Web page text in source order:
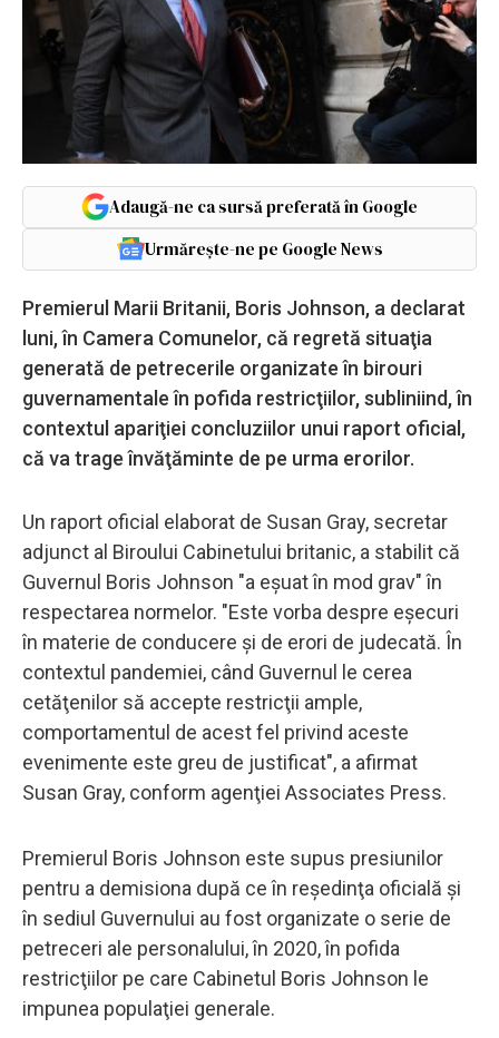
Adaugă-ne ca sursă preferată în Google
Urmărește-ne pe Google News
Premierul Marii Britanii, Boris Johnson, a declarat
luni, în Camera Comunelor, că regretă situaţia
generată de petrecerile organizate în birouri
guvernamentale în pofida restricţiilor, subliniind, în
contextul apariţiei concluziilor unui raport oficial,
că va trage învăţăminte de pe urma erorilor.
Un raport oficial elaborat de Susan Gray, secretar
adjunct al Biroului Cabinetului britanic, a stabilit că
Guvernul Boris Johnson "a eşuat în mod grav" în
respectarea normelor. "Este vorba despre eşecuri
în materie de conducere şi de erori de judecată. În
contextul pandemiei, când Guvernul le cerea
cetăţenilor să accepte restricţii ample,
comportamentul de acest fel privind aceste
evenimente este greu de justificat", a afirmat
Susan Gray, conform agenţiei Associates Press.
Premierul Boris Johnson este supus presiunilor
pentru a demisiona după ce în reşedinţa oficială şi
în sediul Guvernului au fost organizate o serie de
petreceri ale personalului, în 2020, în pofida
restricţiilor pe care Cabinetul Boris Johnson le
impunea populaţiei generale.